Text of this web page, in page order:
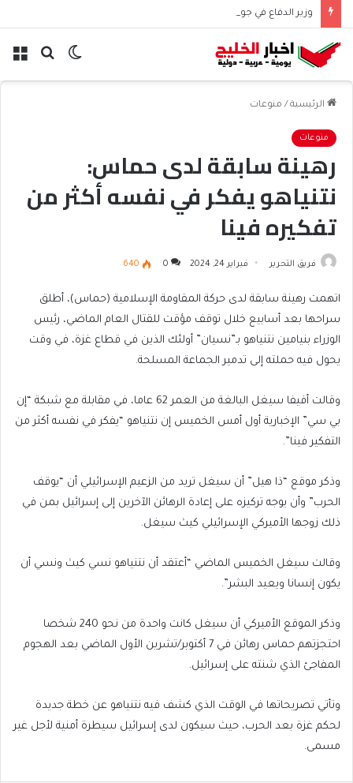
وزير الدفاع في جولة تفقدية لمواقع عسكرية استراتيجية
بحث الوضع
الرئيسية / منوعات
منوعات
رهينة سابقة لدى حماس:
نتنياهو يفكر في نفسه أكثر من
تفكيره فينا
فريق التحرير فبراير 24, 2024 0
640
اتهمت رهينة سابقة لدى حركة المقاومة الإسلامية (حماس)، أطلق
سراحها بعد أسابيع خلال توقف مؤقت للقتال العام الماضي، رئيس
الوزراء بنيامين نتنياهو بـ”نسيان” أولئك الذين في قطاع غزة، في وقت
يحول فيه حملته إلى تدمير الجماعة المسلحة.
وقالت أفيفا سيغل البالغة من العمر 62 عاما، في مقابلة مع شبكة “إن
بي سي” الإخبارية أول أمس الخميس إن نتنياهو “يفكر في نفسه أكثر من
التفكير فينا”.
وذكر موقع “ذا هيل” أن سيغل تريد من الزعيم الإسرائيلي أن “يوقف
الحرب” وأن يوجه تركيزه على إعادة الرهائن الآخرين إلى إسرائيل بمن في
ذلك زوجها الأميركي الإسرائيلي كيث سيغل.
وقالت سيغل الخميس الماضي “أعتقد أن نتنياهو نسي كيث ونسي أن
يكون إنسانا ويعيد البشر”.
وذكر الموقع الأميركي أن سيغل كانت واحدة من نحو 240 شخصا
احتجزتهم حماس رهائن في 7 أكتوبر/تشرين الأول الماضي بعد الهجوم
المفاجئ الذي شنته على إسرائيل.
وتأتي تصريحاتها في الوقت الذي كشف فيه نتنياهو عن خطة جديدة
لحكم غزة بعد الحرب، حيث سيكون لدى إسرائيل سيطرة أمنية لأجل غير
مسمى.